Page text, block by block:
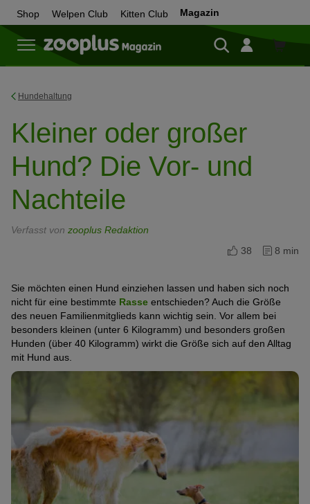
Shop Welpen Club Kitten Club Magazin
Zum
Hundehaltung
Kleiner oder großer
Hund? Die Vor- und
Nachteile
Verfasst von zooplus Redaktion
38
8 min
Sie möchten einen Hund einziehen lassen und haben sich noch
nicht für eine bestimmte Rasse entschieden? Auch die Größe
des neuen Familienmitglieds kann wichtig sein. Vor allem bei
besonders kleinen (unter 6 Kilogramm) und besonders großen
Hunden (über 40 Kilogramm) wirkt die Größe sich auf den Alltag
mit Hund aus.